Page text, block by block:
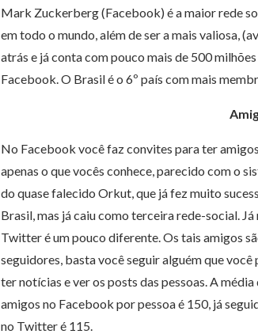
Mark Zuckerberg (Facebook) é a maior rede
em todo o mundo, além de ser a mais valiosa,
atrás e já conta com pouco mais de 500
Facebook. O Brasil é o 6º país com mais
No Facebook você faz convites para ter
apenas o que vocês conhece, parecido com o
do quase falecido Orkut, que já fez muito
Brasil, mas já caiu como terceira rede-social. Já
Twitter é um pouco diferente. Os tais amigos
seguidores, basta você seguir alguém que você
ter notícias e ver os posts das pessoas. A média
amigos no Facebook por pessoa é 150, já
no Twitter é 115.